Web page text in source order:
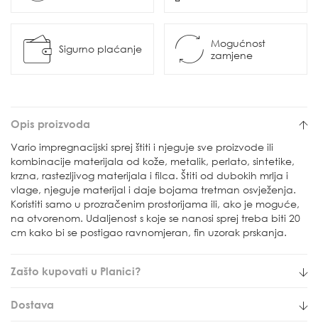
Sigurno plaćanje
Mogućnost
zamjene
Opis proizvoda
Vario impregnacijski sprej štiti i njeguje sve proizvode ili
kombinacije materijala od kože, metalik, perlato, sintetike,
krzna, rastezljivog materijala i filca. Štiti od dubokih mrlja i
vlage, njeguje materijal i daje bojama tretman osvježenja.
Koristiti samo u prozračenim prostorijama ili, ako je moguće,
na otvorenom. Udaljenost s koje se nanosi sprej treba biti 20
cm kako bi se postigao ravnomjeran, fin uzorak prskanja.
Zašto kupovati u Planici?
Dostava